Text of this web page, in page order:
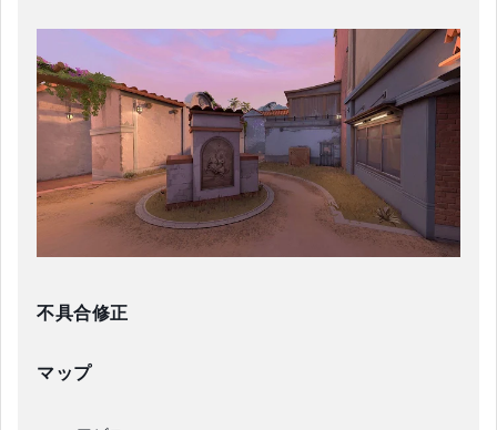
不具合修正
マップ